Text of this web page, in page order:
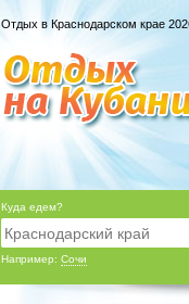
Отдых в Краснодарском крае
Куда едем?
Например: Сочи